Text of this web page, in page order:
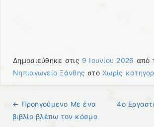
Δημοσιεύθηκε στις 9 Ιουνίου 2026 από
Νηπιαγωγείο Ξάνθης στοΧωρίς
Πλοήγηση άρθρων
← Προηγούμενo Με ένα
βιβλίο βλέπω τον κόσμο
4ο